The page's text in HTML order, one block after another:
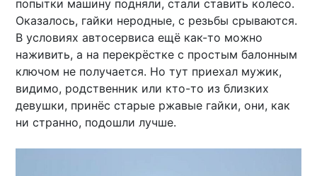
попытки машину подняли, стали ставить колесо.
Оказалось, гайки неродные, с резьбы срываются.
В условиях автосервиса ещё как-то можно
наживить, а на перекрёстке с простым балонным
ключом не получается. Но тут приехал мужик,
видимо, родственник или кто-то из близких
девушки, принёс старые ржавые гайки, они, как
ни странно, подошли лучше.